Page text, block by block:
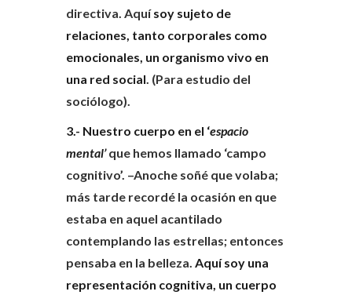
directiva. Aquísoy sujeto de
relaciones, tanto corporales como
emocionales, un organismo vivo en
una red social. (Para estudio del
sociólogo).
3.- Nuestro cuerpo en el ‘espacio
mental’que hemos llamado ‘campo
cognitivo’. –Anoche soñé que volaba;
más tarde recordé la ocasión en que
estaba en aquel acantilado
contemplando las estrellas; entonces
pensaba en la belleza. Aquí soy una
representación cognitiva, un cuerpo